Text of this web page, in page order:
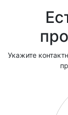
Укажите